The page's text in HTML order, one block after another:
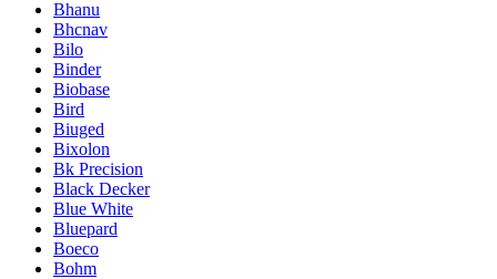
Bhanu
Bhcnav
Bilo
Binder
Biobase
Bird
Biuged
Bixolon
Bk Precision
Black Decker
Blue White
Bluepard
Boeco
Bohm